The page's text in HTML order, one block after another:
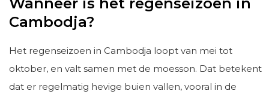
Wanneer is het regenseizoen in
Cambodja?
Het regenseizoen in Cambodja loopt van mei tot
oktober, en valt samen met de moesson. Dat betekent
dat er regelmatig hevige buien vallen, vooral in de